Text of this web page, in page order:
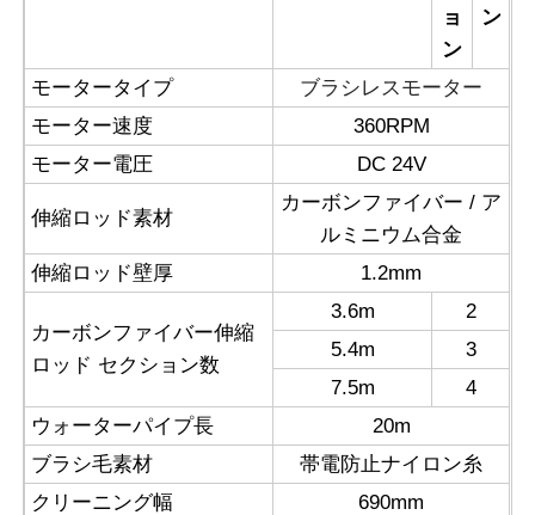
ョ
ン
ン
モータータイプ ブラシレスモーター
モーター速度
360RPM
モーター電圧
DC 24V
伸縮ロッド素材
カーボンファイバー / ア
ルミニウム合金
伸縮ロッド壁厚
1.2mm
カーボンファイバー伸縮
ロッド セクション数
3.6m
2
5.4m
3
7.5m
4
ウォーターパイプ長
20m
ブラシ毛素材
帯電防止ナイロン糸
クリーニング幅
690mm